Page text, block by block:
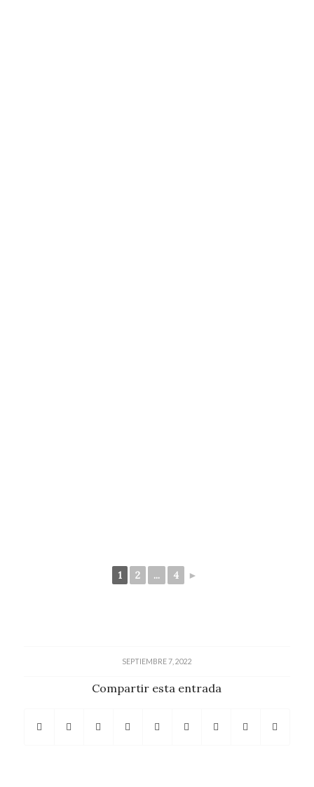
1 2 ... 4 ►
SEPTIEMBRE 7, 2022
Compartir esta entrada